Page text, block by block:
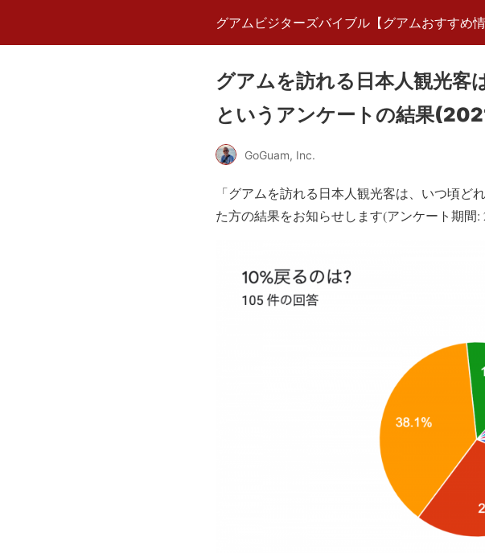
グアムビジターズバイブル【グアムおすすめ情
グアムを訪れる日本人観光客
というアンケートの結果
GoGuam, Inc.
「グアムを訪れる日本人観光客は、いつ頃
た方の結果をお知らせします(アンケート期間: